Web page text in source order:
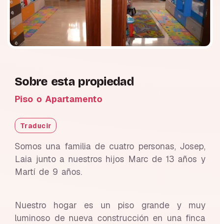
Sobre esta propiedad
Piso o Apartamento
Traducir
Somos una familia de cuatro personas, Josep,
Laia junto a nuestros hijos Marc de 13 años y
Martí de 9 años.
Nuestro hogar es un piso grande y muy
luminoso de nueva construcción en una finca